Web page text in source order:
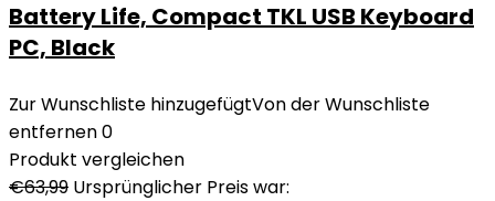
Battery Life, Compact TKL USB Keyboard
PC, Black
Zur Wunschliste hinzugefügtVon der Wunschliste
entfernen0
Produkt vergleichen
€63,99 Ursprünglicher Preis war: